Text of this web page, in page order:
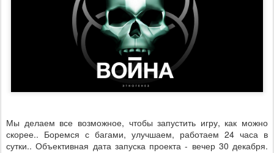
Мы делаем все возможное, чтобы запустить игру, как можно
скорее.. Боремся с багами, улучшаем, работаем 24 часа в
сутки.. Объективная дата запуска проекта - вечер 30 декабря.